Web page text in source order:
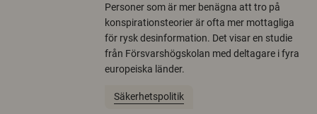
Personer som är mer benägna att tro på
konspirationsteorier är ofta mer mottagliga
för rysk desinformation. Det visar en studie
från Försvarshögskolan med deltagare i fyra
europeiska länder.
Säkerhetspolitik